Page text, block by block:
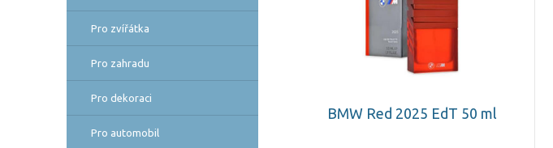
Pro zvířátka
Pro zahradu
Pro dekoraci
Pro automobil
BMW Red 2025 EdT 50 ml